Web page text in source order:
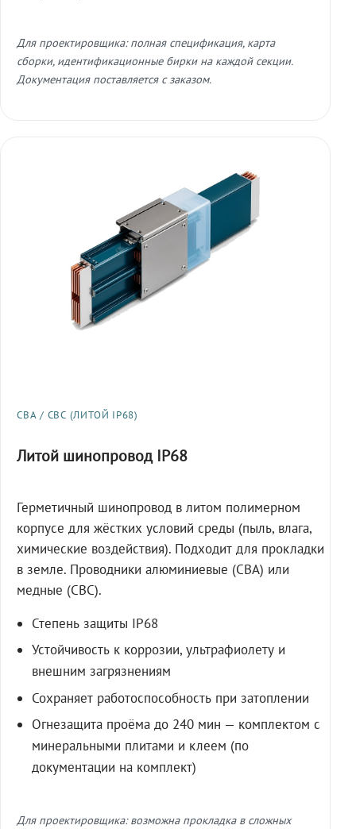
Для проектировщика: полная спецификация, карта
сборки, идентификационные бирки на каждой секции.
Документация поставляется с заказом.
СВА / СВС (ЛИТОЙ IP68)
Литой шинопровод IP68
Герметичный шинопровод в литом полимерном
корпусе для жёстких условий среды (пыль, влага,
химические воздействия). Подходит для прокладки
в земле. Проводники алюминиевые (СВА) или
медные (СВС).
Степень защиты IP68
Устойчивость к коррозии, ультрафиолету и
внешним загрязнениям
Сохраняет работоспособность при затоплении
Огнезащита проёма до 240 мин — комплектом с
минеральными плитами и клеем (по
документации на комплект)
Для проектировщика: возможна прокладка в сложных